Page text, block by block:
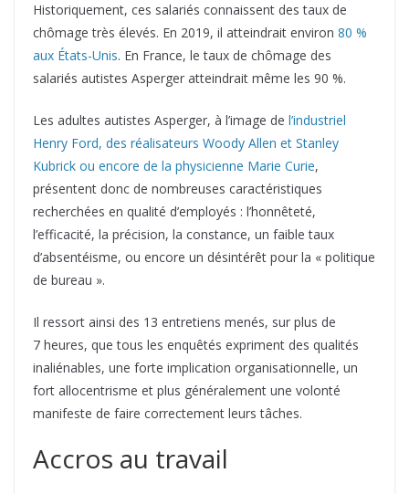
Historiquement, ces salariés connaissent des taux de
chômage très élevés. En 2019, il atteindrait environ 80 %
aux États-Unis. En France, le taux de chômage des
salariés autistes Asperger atteindrait même les 90 %.
Les adultes autistes Asperger, à l’image de l’industriel
Henry Ford, des réalisateurs Woody Allen et Stanley
Kubrick ou encore de la physicienne Marie Curie,
présentent donc de nombreuses caractéristiques
recherchées en qualité d’employés : l’honnêteté,
l’efficacité, la précision, la constance, un faible taux
d’absentéisme, ou encore un désintérêt pour la « politique
de bureau ».
Il ressort ainsi des 13 entretiens menés, sur plus de
7 heures, que tous les enquêtés expriment des qualités
inaliénables, une forte implication organisationnelle, un
fort allocentrisme et plus généralement une volonté
manifeste de faire correctement leurs tâches.
Accros au travail